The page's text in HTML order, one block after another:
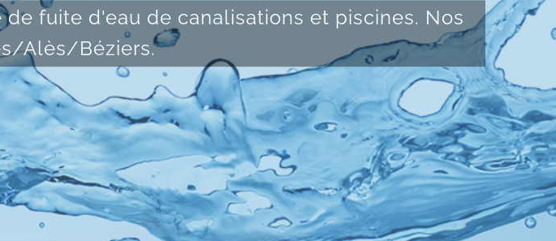
fuite d'eau de canalisations et piscines. Nos
Alès/Béziers.